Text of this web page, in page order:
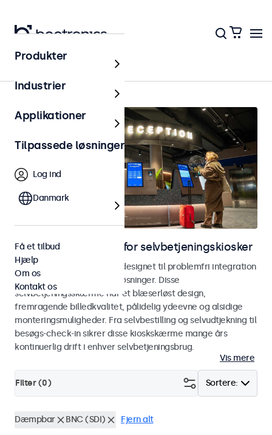
Hjem
Skærme til løsninger for selvbetjeningskiosker
Skærme og touchskærme designet til problemfri integration
i kiosker og selvbetjeningsløsninger. Disse
selvbetjeningsskærme har et blæserløst design,
fremragende billedkvalitet, pålidelig ydeevne og alsidige
monteringsmuligheder. Fra selvbestilling og selvudtjekning til
besøgs-check-in sikrer disse kioskskærme mange års
kontinuerlig drift i enhver selvbetjeningsbrug.
Vis mere
Sortere:
Filter (0)
Dæmpbar BNC (SDI) Fjern alt
Produkter
Industrier
Applikationer
Tilpassede løsninger
Log ind
Danmark
Få et tilbud
Hjælp
Om os
Kontakt os